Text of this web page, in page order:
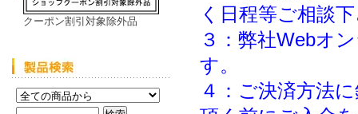
クーポン割引対象除外品
く日程等ご相談
３：弊社Webオ
す。
４：ご決済方法